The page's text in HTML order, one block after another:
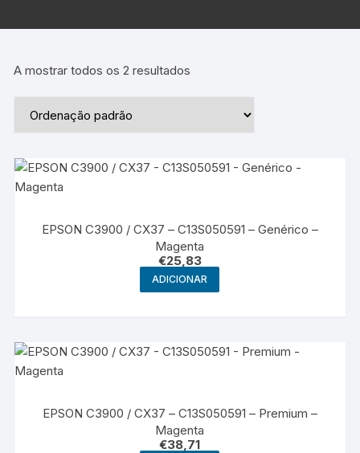
A mostrar todos os 2 resultados
EPSON C3900 / CX37 – C13S050591 – Genérico –
Magenta
€25,83
ADICIONAR
EPSON C3900 / CX37 – C13S050591 – Premium –
Magenta
€38,71